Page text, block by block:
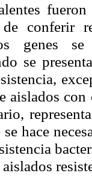
de conferir
genes
se
aislados
hace